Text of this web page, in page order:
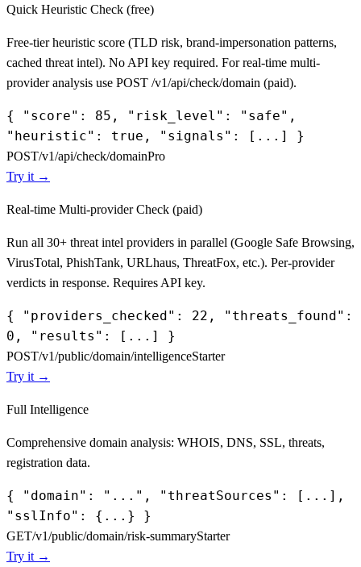
Quick Heuristic Check (free)
Free-tier heuristic score (TLD risk, brand-impersonation patterns,
cached threat intel). No API key required. For real-time multi-
provider analysis use POST /v1/api/check/domain (paid).
{ "score": 85, "risk_level": "safe",
"heuristic": true, "signals": [...] }
POST/v1/api/check/domainPro
Try it →
Real-time Multi-provider Check (paid)
Run all 30+ threat intel providers in parallel (Google Safe Browsing,
VirusTotal, PhishTank, URLhaus, ThreatFox, etc.). Per-provider
verdicts in response. Requires API key.
{ "providers_checked": 22, "threats_found":
0, "results": [...] }
POST/v1/public/domain/intelligenceStarter
Try it →
Full Intelligence
Comprehensive domain analysis: WHOIS, DNS, SSL, threats,
registration data.
{ "domain": "...", "threatSources": [...],
"sslInfo": {...} }
GET/v1/public/domain/risk-summaryStarter
Try it →